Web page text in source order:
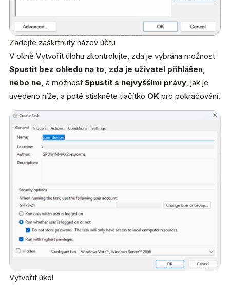
Zadejte zaškrtnutý název účtu
V okně Vytvořit úlohu zkontrolujte, zda je vybrána možnost
Spustit bez ohledu na to, zda je uživatel přihlášen,
nebo ne, a možnost Spustit s nejvyššími právy, jak je
uvedeno níže, a poté stiskněte tlačítko OK pro pokračování.
Vytvořit úkol